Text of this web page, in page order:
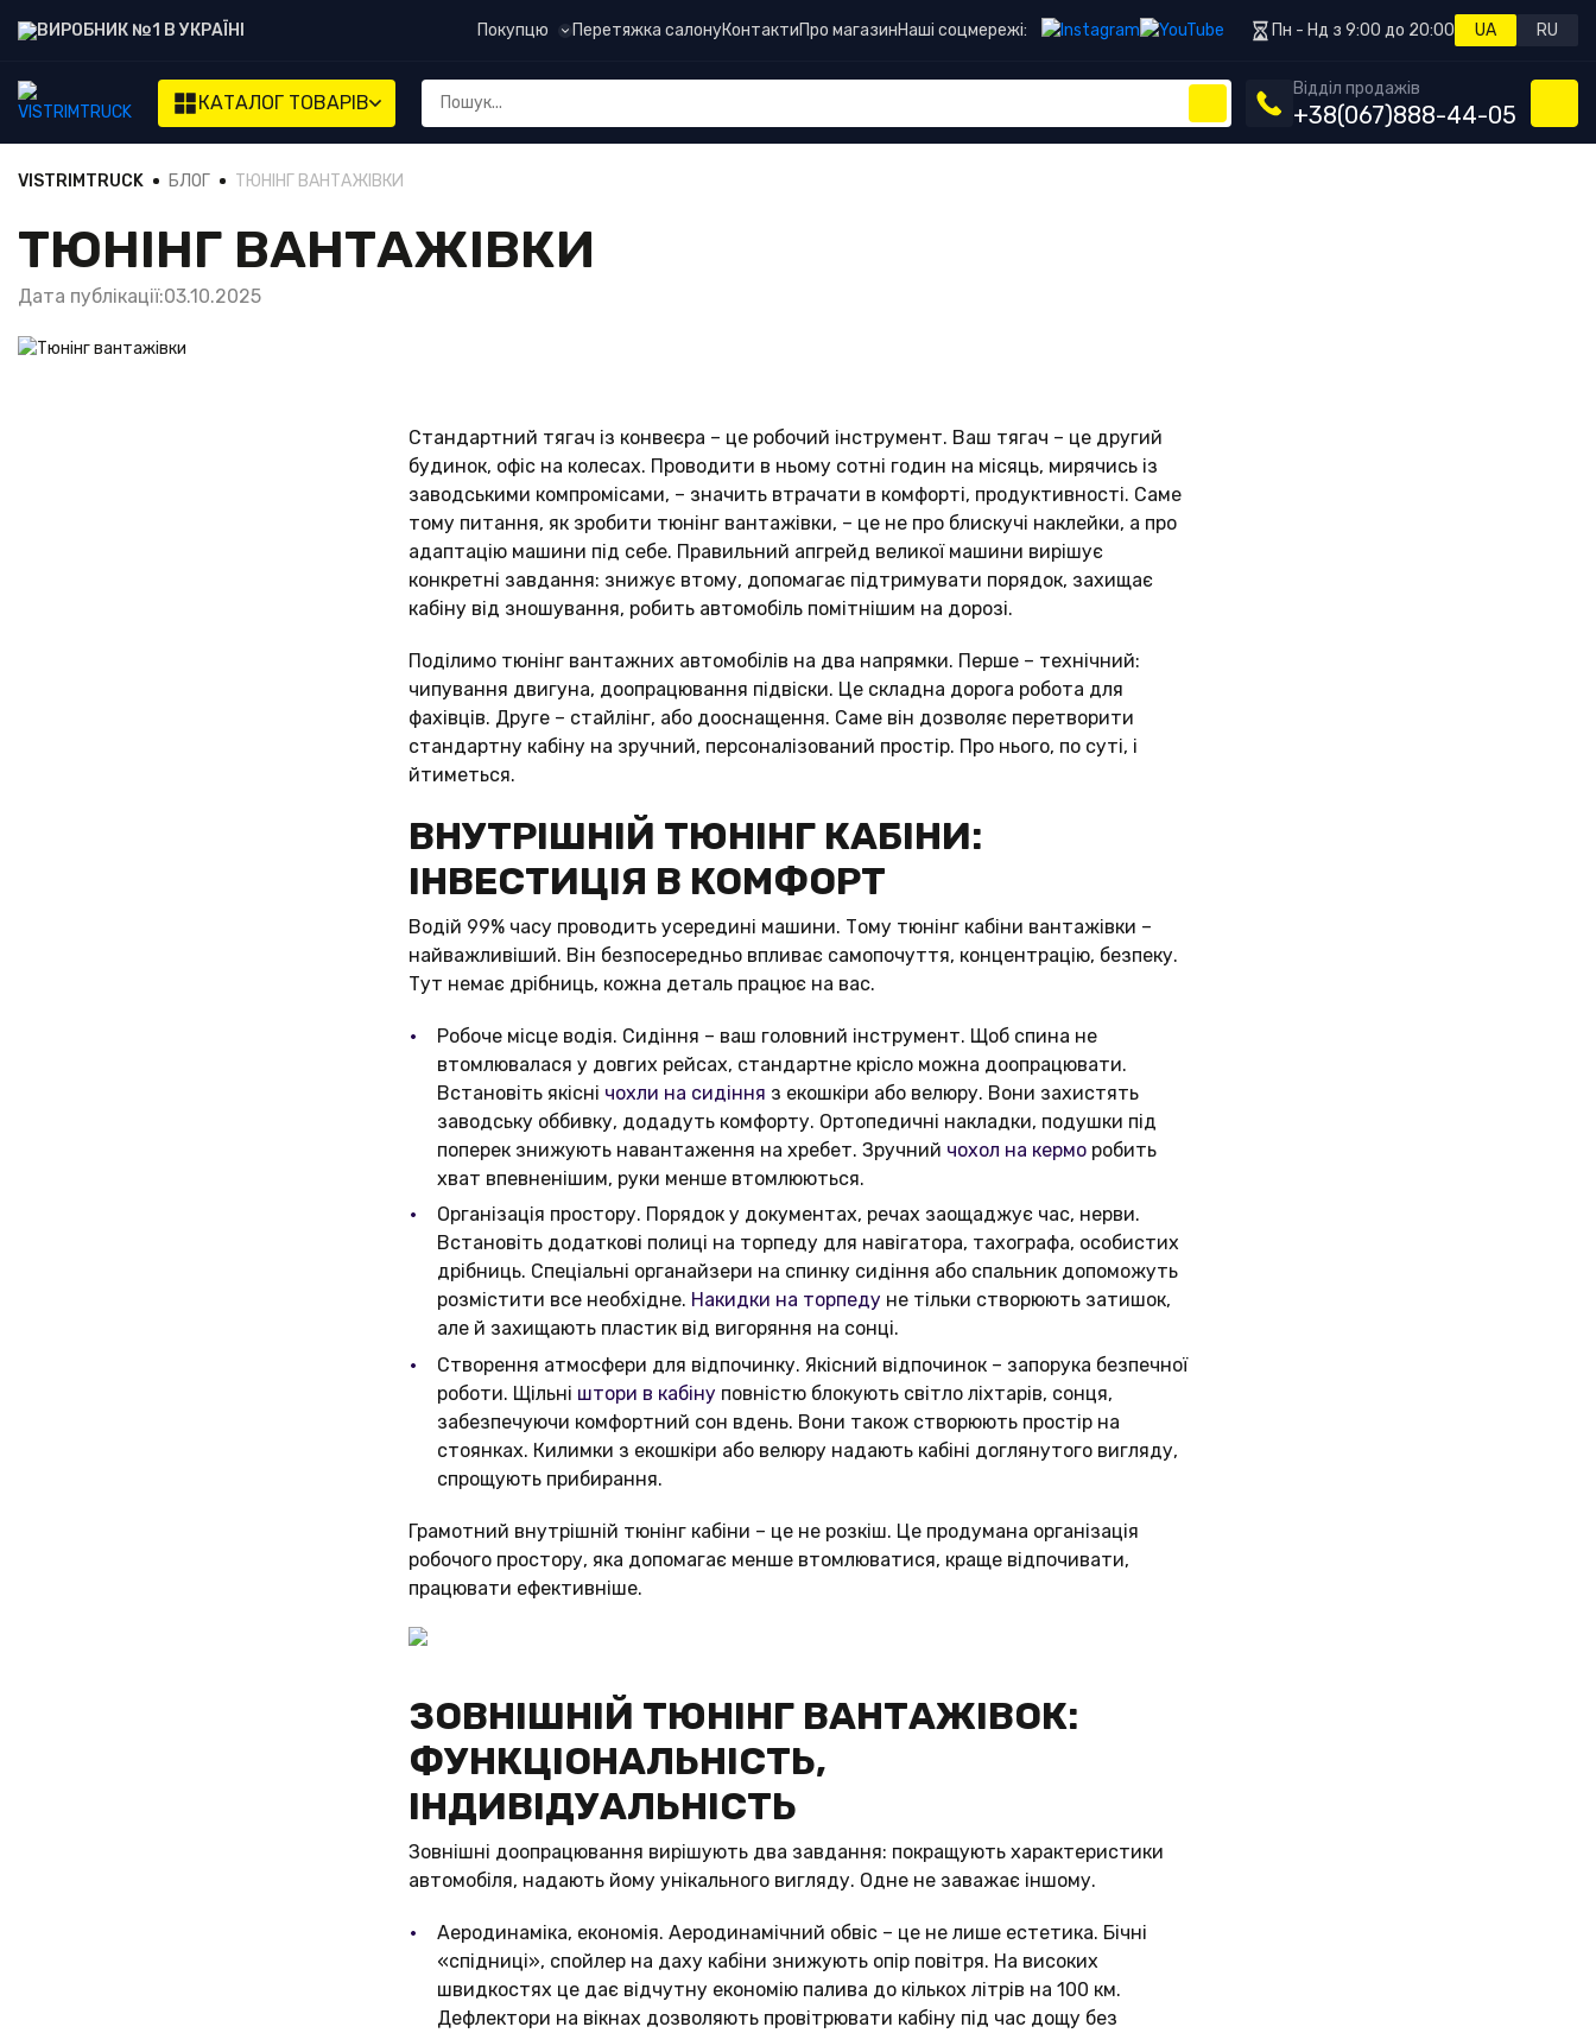
ВИРОБНИК №1 В УКРАЇНІ Покупцю Перетяжка салонуКонтактиПро магазинНаші соцмережі: Пн - Нд з 9:00 до 20:00 UA RU
КАТАЛОГ ТОВАРІВ
Відділ продажів
+38(067)888-44-05
VISTRIMTRUCK БЛОГ ТЮНІНГ ВАНТАЖІВКИ
ТЮНІНГ ВАНТАЖІВКИ
Дата публікації:03.10.2025
Стандартний тягач із конвеєра – це робочий інструмент. Ваш тягач – це другий
будинок, офіс на колесах. Проводити в ньому сотні годин на місяць, мирячись із
заводськими компромісами, – значить втрачати в комфорті, продуктивності. Саме
тому питання, як зробити тюнінг вантажівки, – це не про блискучі наклейки, а про
адаптацію машини під себе. Правильний апгрейд великої машини вирішує
конкретні завдання: знижує втому, допомагає підтримувати порядок, захищає
кабіну від зношування, робить автомобіль помітнішим на дорозі.
Поділимо тюнінг вантажних автомобілів на два напрямки. Перше – технічний:
чипування двигуна, доопрацювання підвіски. Це складна дорога робота для
фахівців. Друге – стайлінг, або дооснащення. Саме він дозволяє перетворити
стандартну кабіну на зручний, персоналізований простір. Про нього, по суті, і
йтиметься.
ВНУТРІШНІЙ ТЮНІНГ КАБІНИ:
ІНВЕСТИЦІЯ В КОМФОРТ
Водій 99% часу проводить усередині машини. Тому тюнінг кабіни вантажівки –
найважливіший. Він безпосередньо впливає самопочуття, концентрацію, безпеку.
Тут немає дрібниць, кожна деталь працює на вас.
Робоче місце водія. Сидіння – ваш головний інструмент. Щоб спина не
втомлювалася у довгих рейсах, стандартне крісло можна доопрацювати.
Встановіть якісні чохли на сидіння з екошкіри або велюру. Вони захистять
заводську оббивку, додадуть комфорту. Ортопедичні накладки, подушки під
поперек знижують навантаження на хребет. Зручний чохол на кермо робить
хват впевненішим, руки менше втомлюються.
Організація простору. Порядок у документах, речах заощаджує час, нерви.
Встановіть додаткові полиці на торпеду для навігатора, тахографа, особистих
дрібниць. Спеціальні органайзери на спинку сидіння або спальник допоможуть
розмістити все необхідне. Накидки на торпеду не тільки створюють затишок,
але й захищають пластик від вигоряння на сонці.
Створення атмосфери для відпочинку. Якісний відпочинок – запорука безпечної
роботи. Щільні штори в кабіну повністю блокують світло ліхтарів, сонця,
забезпечуючи комфортний сон вдень. Вони також створюють простір на
стоянках. Килимки з екошкіри або велюру надають кабіні доглянутого вигляду,
спрощують прибирання.
Грамотний внутрішній тюнінг кабіни – це не розкіш. Це продумана організація
робочого простору, яка допомагає менше втомлюватися, краще відпочивати,
працювати ефективніше.
ЗОВНІШНІЙ ТЮНІНГ ВАНТАЖІВОК:
ФУНКЦІОНАЛЬНІСТЬ,
ІНДИВІДУАЛЬНІСТЬ
Зовнішні доопрацювання вирішують два завдання: покращують характеристики
автомобіля, надають йому унікального вигляду. Одне не заважає іншому.
Аеродинаміка, економія. Аеродинамічний обвіс – це не лише естетика. Бічні
«спідниці», спойлер на даху кабіни знижують опір повітря. На високих
швидкостях це дає відчутну економію палива до кількох літрів на 100 км.
Дефлектори на вікнах дозволяють провітрювати кабіну під час дощу без